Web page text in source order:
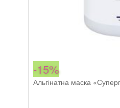
-15%
Альгінатна маска